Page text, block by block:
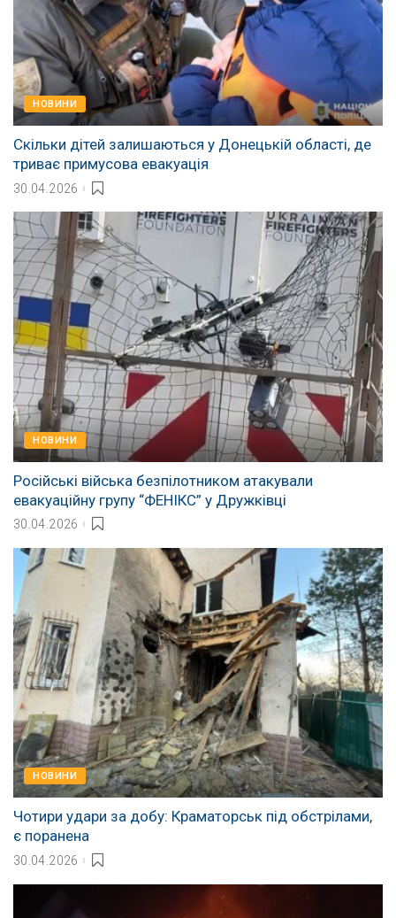
НОВИНИ
Скільки дітей залишаються у Донецькій області, де
триває примусова евакуація
30.04.2026
НОВИНИ
Російські війська безпілотником атакували
евакуаційну групу “ФЕНІКС” у Дружківці
30.04.2026
НОВИНИ
Чотири удари за добу: Краматорськ під обстрілами,
є поранена
30.04.2026